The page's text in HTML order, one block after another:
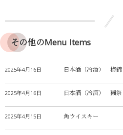
その他のMenu Items
2025年4月16日 日本酒（冷酒） 梅錦
2025年4月16日 日本酒（冷酒） 獺祭
2025年4月15日 角ウイスキー